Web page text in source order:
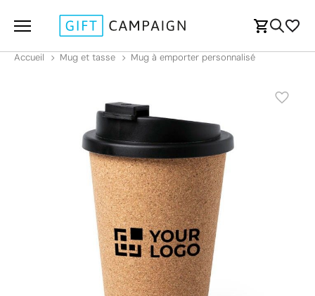
Accueil Mug et tasse Mug à emporter personnalisé